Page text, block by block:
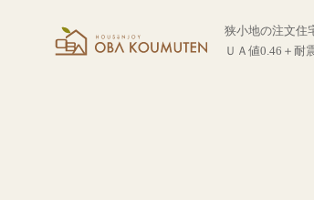
狭小地の注文住
ＵＡ値0.46＋耐